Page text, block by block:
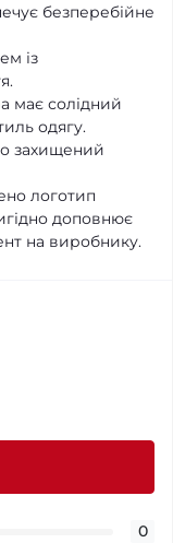
безперебійне
із
має солідний
одягу.
захищений
логотип
доповнює
на виробнику.
0